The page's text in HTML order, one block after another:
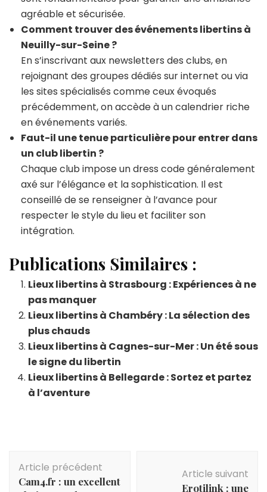
agréable et sécurisée.
Comment trouver des événements libertins à
Neuilly-sur-Seine ?
En s’inscrivant aux newsletters des clubs, en
rejoignant des groupes dédiés sur internet ou via
les sites spécialisés comme ceux évoqués
précédemment, on accède à un calendrier riche
en événements variés.
Faut-il une tenue particulière pour entrer dans
un club libertin ?
Chaque club impose un dress code généralement
axé sur l’élégance et la sophistication. Il est
conseillé de se renseigner à l’avance pour
respecter le style du lieu et faciliter son
intégration.
Publications Similaires :
Lieux libertins à Strasbourg : Expériences à ne
pas manquer
Lieux libertins à Chambéry : La sélection des
plus chauds
Lieux libertins à Cagnes-sur-Mer : Un été sous
le signe du libertin
Lieux libertins à Bellegarde : Sortez et partez
à l’aventure
Navigation
d'article
Article précédent
Cam4.fr : un excellent
Article suivant
Erotilink : une